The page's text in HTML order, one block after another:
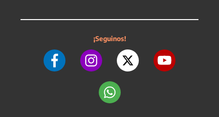
¡Seguinos!